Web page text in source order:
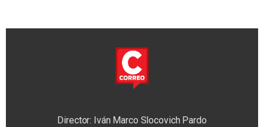
Director: Iván Marco Slocovich Pardo